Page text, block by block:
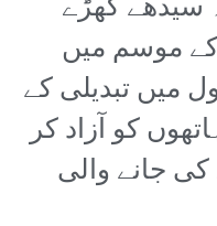
کے موسم میں
میں تبدیلی کے
کو آزاد کر
جانے والی